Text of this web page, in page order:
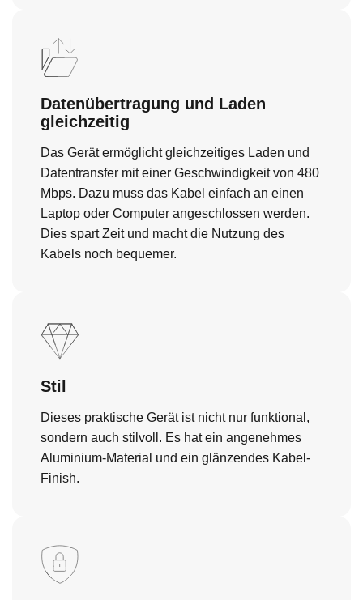
Datenübertragung und Laden
gleichzeitig
Das Gerät ermöglicht gleichzeitiges Laden und
Datentransfer mit einer Geschwindigkeit von 480
Mbps. Dazu muss das Kabel einfach an einen
Laptop oder Computer angeschlossen werden.
Dies spart Zeit und macht die Nutzung des
Kabels noch bequemer.
Stil
Dieses praktische Gerät ist nicht nur funktional,
sondern auch stilvoll. Es hat ein angenehmes
Aluminium-Material und ein glänzendes Kabel-
Finish.